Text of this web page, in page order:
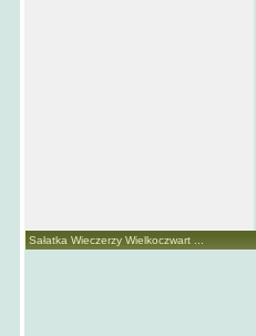
Sałatka Wieczerzy Wielkoczwart ...